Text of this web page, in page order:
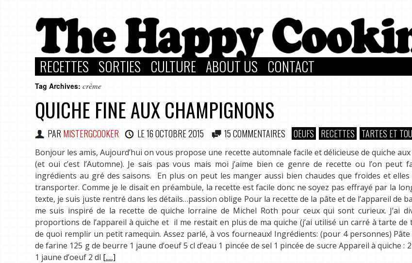
RECETTES SORTIES CULTURE ABOUT US CONTACT
Tag Archives: crème
QUICHE FINE AUX CHAMPIGNONS
PAR MISTERGCOOKER LE16 OCTOBRE 2015 15 COMMENTAIRES OEUFS RECETTES TARTES ET
Bonjour les amis, Aujourd’hui on vous propose une recette automnale facile et délicieuse de quiche
(et oui c’est l’Automne). Je sais pas vous mais moi j’aime bien ce genre de recette ou l’on peut
ingrédients au gré des saisons. En plus on peut les manger aussi bien chaudes que froides et
transporter. Comme je le disait en préambule, la recette est facile donc ne soyez pas effrayé par la
texte, je suis juste rentré dans les détails…passion oblige Pour la recette de la pâte et de l’appareil de
me suis inspiré de la recette de quiche lorraine de Michel Roth pour ceux qui sont curieux. J’ai
proportions de l’appareil à quiche et il me restait en plus de ma quiche (j’ai utilisé un carré à tarte de
de quoi remplir un petit ramequin. Assez parlé, à vos fourneaux! Ingrédients: (pour 4 personnes)
de farine 125 g de beurre 1 jaune d’oeuf 5 cl d’eau 1 pincée de sel 1 pincée de sucre Appareil à quiche :
1 jaune d’oeuf 2 dl [.....]